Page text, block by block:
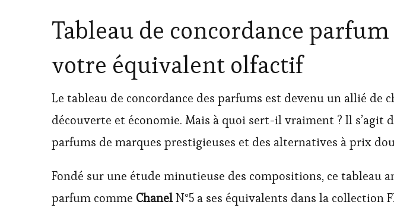
Tableau de concordance
votre équivalent olfactif
Le tableau de concordance des parfums est devenu un allié
découverte et économie. Mais à quoi sert-il vraiment ? Il
parfums de marques prestigieuses et des alternatives à prix
Fondé sur une étude minutieuse des compositions, ce tableau
parfum comme ChanelN°5 a ses équivalents dans la collection